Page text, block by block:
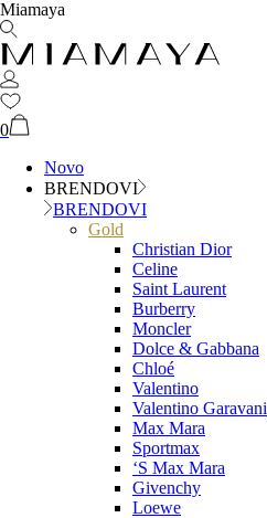
Miamaya
0
Novo
BRENDOVI
BRENDOVI
Gold
Christian Dior
Celine
Saint Laurent
Burberry
Moncler
Dolce & Gabbana
Chloé
Valentino
Valentino Garavani
Max Mara
Sportmax
‘S Max Mara
Givenchy
Loewe